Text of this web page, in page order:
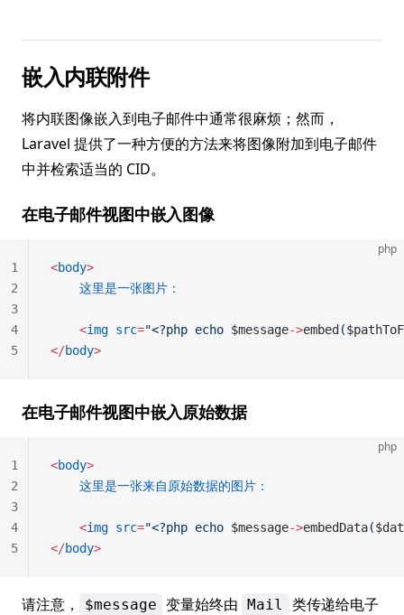
嵌入内联附件
将内联图像嵌入到电子邮件中通常很麻烦；然而，
Laravel 提供了一种方便的方法来将图像附加到电子邮件
中并检索适当的 CID。
在电子邮件视图中嵌入图像
php
<body>
	这里是一张图片：
	<
img src="<?php echo $message->embed (
</body>
1
2
3
4
5
在电子邮件视图中嵌入原始数据
php
<body>
	这里是一张来自原始数据的图片：
	<
img src="<?php echo $message->embedData(
</body>
1
2
3
4
5
请注意， $message 变量始终由 Mail
类传递给电子